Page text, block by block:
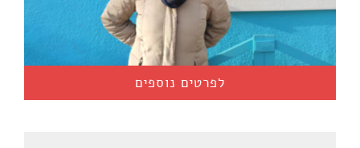
לפרטים נוספים